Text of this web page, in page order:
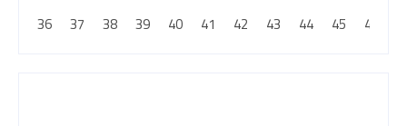
5
36
37 38 39 40 41 42 43 44 45 46